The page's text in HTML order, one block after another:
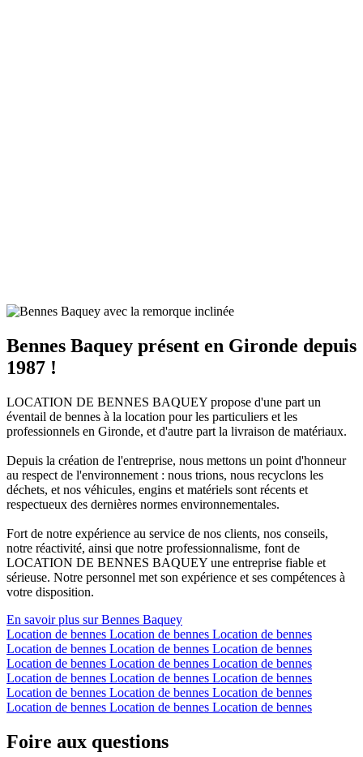
Bennes Baquey présent en Gironde depuis
1987 !
LOCATION DE BENNES BAQUEY propose d'une part un
éventail de bennes à la location pour les particuliers et les
professionnels en Gironde, et d'autre part la livraison de matériaux.
Depuis la création de l'entreprise, nous mettons un point d'honneur
au respect de l'environnement : nous trions, nous recyclons les
déchets, et nos véhicules, engins et matériels sont récents et
respectueux des dernières normes environnementales.
Fort de notre expérience au service de nos clients, nos conseils,
notre réactivité, ainsi que notre professionnalisme, font de
LOCATION DE BENNES BAQUEY une entreprise fiable et
sérieuse. Notre personnel met son expérience et ses compétences à
votre disposition.
En savoir plus sur Bennes Baquey
Location de bennes Location de bennes Location de bennes
Location de bennes Location de bennes Location de bennes
Location de bennes Location de bennes Location de bennes
Location de bennes Location de bennes Location de bennes
Location de bennes Location de bennes Location de bennes
Location de bennes Location de bennes Location de bennes
Foire aux questions